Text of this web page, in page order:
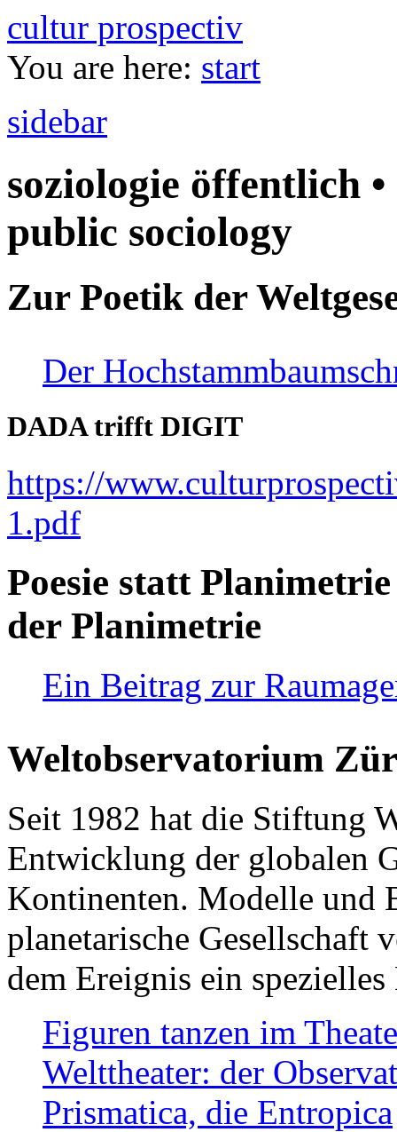
cultur prospectiv
You are here: start
sidebar
soziologie öffentlich
public sociology
Zur Poetik der
Der
DADA trifft DIGIT
https://
1.pdf
Poesie statt
der Planimetrie
Ein Beitrag zur
Weltobservatorium
Seit 1982 hat die Stiftung
Entwicklung der globalen
Kontinenten. Modelle und
planetarische Gesellschaft
dem Ereignis ein
Figuren tanzen im
Welttheater: der
Prismatica, die Entropica